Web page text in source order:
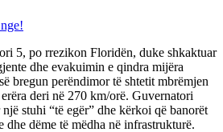
5, po rrezikon Floridën, duke shkaktuar
dhe evakuimin e qindra mijëra
bregun perëndimor të shtetit mbrëmjen
deri në 270 km/orë. Guvernatori
stuhi “të egër” dhe kërkoi që banorët
dhe dëme të mëdha në infrastrukturë.